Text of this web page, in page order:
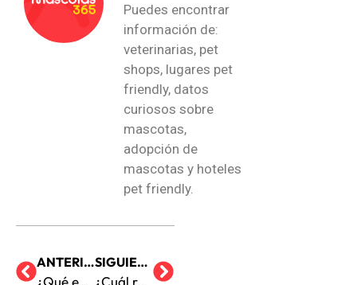
Puedes encontrar
información de:
veterinarias, pet
shops, lugares pet
friendly, datos
curiosos sobre
mascotas,
adopción de
mascotas y hoteles
pet friendly.
ANTERIOR
¿Qué es el Vitíligo en Perros?
SIGUIENTE
¿Cuál raza de perro necesitas según tu signo zodiacal?